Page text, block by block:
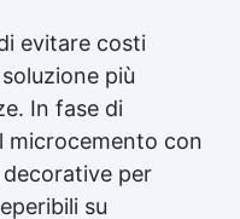
evitare costi
più
In fase di
microcemento con
per
su